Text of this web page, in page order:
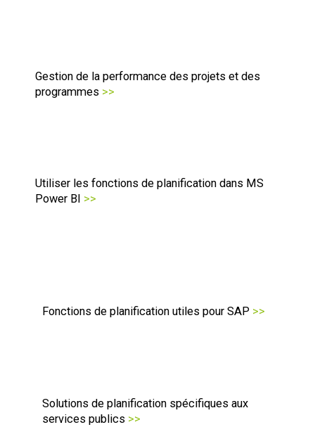
Gestion de la performance des projets et des
programmes >>
Utiliser les fonctions de planification dans MS
Power BI >>
Fonctions de planification utiles pour SAP >>
Solutions de planification spécifiques aux
services publics >>